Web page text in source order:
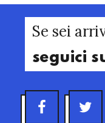
Se sei
seguici